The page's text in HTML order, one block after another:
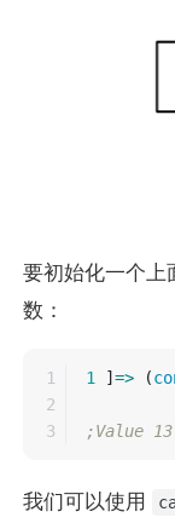
要初始化一个上
数：
1
2
1 ] => (
;Value
我们可以使用